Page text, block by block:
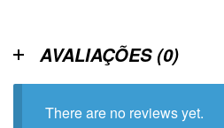
AVALIAÇÕES (0)
There are no reviews yet.